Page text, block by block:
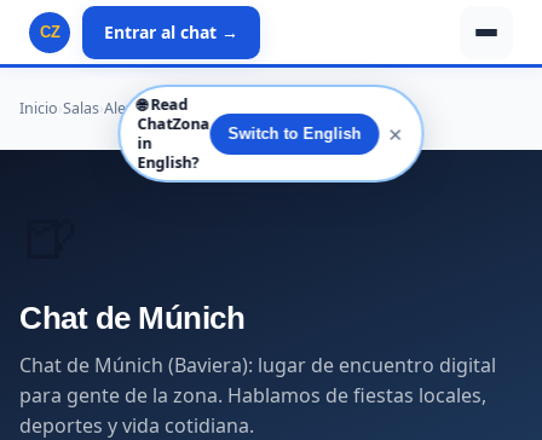
CZ Entrar al chat →
Inicio Salas Alemania›Baviera
Chat de Múnich
Chat de Múnich (Baviera): lugar de encuentro digital
para gente de la zona. Hablamos de fiestas locales,
deportes y vida cotidiana.
🌐 Read
ChatZona
in
English?
Switch to English ✕